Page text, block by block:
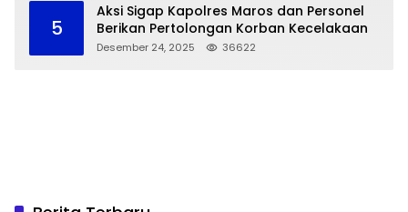
5
Aksi Sigap Kapolres Maros dan Personel
Berikan Pertolongan Korban Kecelakaan
Desember 24, 2025 36622